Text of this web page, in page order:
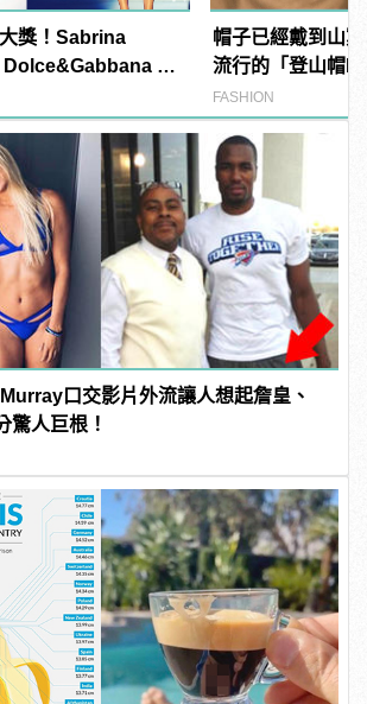
獎！Sabrina
開
帽子已經戴到山
流行的「登山帽
風格新造型！
FASHION
口交影片外流讓人想起詹皇、
驚人巨根！